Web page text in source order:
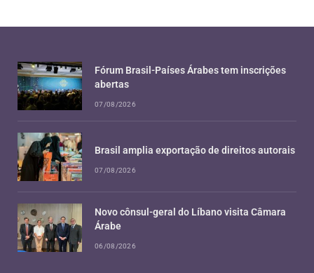
Fórum Brasil-Países Árabes tem inscrições
abertas
07/08/2026
Brasil amplia exportação de direitos autorais
07/08/2026
Novo cônsul-geral do Líbano visita Câmara
Árabe
06/08/2026